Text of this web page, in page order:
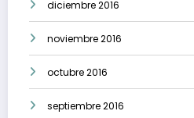
diciembre 2016
noviembre 2016
octubre 2016
septiembre 2016